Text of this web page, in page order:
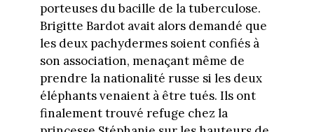
porteuses du bacille de la tuberculose.
Brigitte Bardot avait alors demandé que
les deux pachydermes soient confiés à
son association, menaçant même de
prendre la nationalité russe si les deux
éléphants venaient à être tués. Ils ont
finalement trouvé refuge chez la